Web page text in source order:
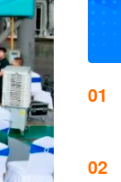
01
02